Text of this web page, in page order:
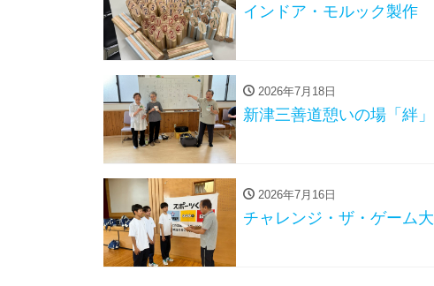
インドア・モルック製作
2026年7月18日
新津三善道憩いの場「絆」
2026年7月16日
チャレンジ・ザ・ゲーム